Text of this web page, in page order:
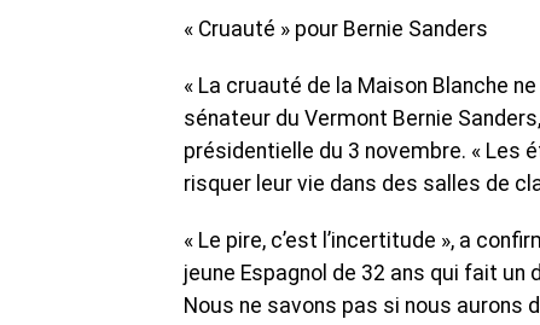
« Cruauté » pour Bernie Sanders
« La cruauté de la Maison Blanche
sénateur du Vermont Bernie
présidentielle du 3 novembre. « Les
risquer leur vie dans des salles de
« Le pire, c’est l’incertitude », a
jeune Espagnol de 32 ans qui fait un
Nous ne savons pas si nous aurons